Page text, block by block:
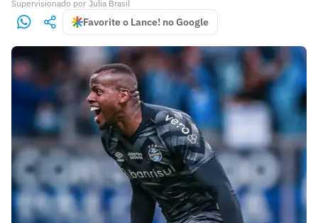
Supervisionado por Julia Brasil
Favorite o Lance! no Google